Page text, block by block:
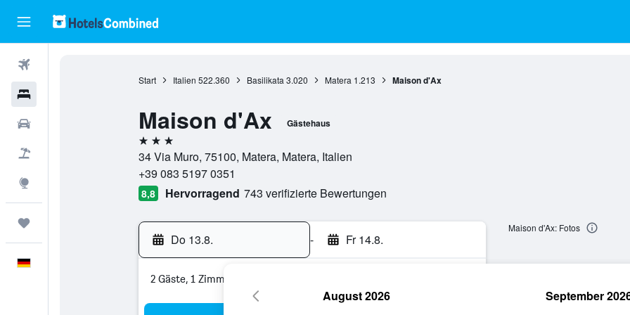
Start Italien 522.360 Basilikata 3.020 Matera 1.213 Maison d'Ax
Maison d'Ax Gästehaus
3 Sterne
34 Via Muro, 75100, Matera, Matera, Italien
+39 083 5197 0351
8,8 Hervorragend 743 verifizierte Bewertungen
Do 13.8. - Fr 14.8.
2 Gäste, 1 Zimmer
Maison d'Ax: Fotos
August 2026 September